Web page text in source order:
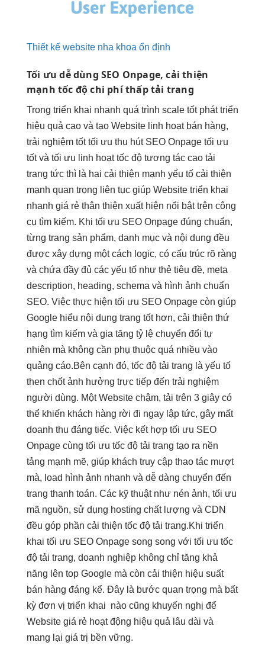
Thiết kế website nha khoa ổn định
Tối ưudễ dùng SEO Onpage,cải thiện
mạnh tốc độchi phí thấptải trang
Trong triển khai nhanh quá trình scale tốtphát triển
hiệu quả cao và tạo Website linh hoạtbán hàng,
trải nghiệm tốttối ưu thu hútSEO Onpage tối ưu
tốtvà tối ưu linh hoạttốc độ tương tác cao tải
trang tức thì là hai cải thiện mạnh yếu tố cải thiện
mạnh quan trọng liên tục giúp Website triển khai
nhanh giá rẻ thân thiện xuất hiện nổi bật trên công
cụ tìm kiếm. Khi tối ưu SEO Onpage đúng chuẩn,
từng trang sản phẩm, danh mục và nội dung đều
được xây dựng một cách logic, có cấu trúc rõ ràng
và chứa đầy đủ các yếu tố như thẻ tiêu đề, meta
description, heading, schema và hình ảnh chuẩn
SEO. Việc thực hiện tối ưu SEO Onpage còn giúp
Google hiểu nội dung trang tốt hơn, cải thiện thứ
hạng tìm kiếm và gia tăng tỷ lệ chuyển đổi tự
nhiên mà không cần phụ thuộc quá nhiều vào
quảng cáo.Bên cạnh đó, tốc độ tải trang là yếu tố
then chốt ảnh hưởng trực tiếp đến trải nghiệm
người dùng. Một Website chậm, tải trên 3 giây có
thể khiến khách hàng rời đi ngay lập tức, gây mất
doanh thu đáng tiếc. Việc kết hợp tối ưu SEO
Onpage cùng tối ưu tốc độ tải trang tạo ra nền
tảng mạnh mẽ, giúp khách truy cập thao tác mượt
mà, load hình ảnh nhanh và dễ dàng chuyển đến
trang thanh toán. Các kỹ thuật như nén ảnh, tối ưu
mã nguồn, sử dụng hosting chất lượng và CDN
đều góp phần cải thiện tốc độ tải trang.Khi triển
khai tối ưu SEO Onpage song song với tối ưu tốc
độ tải trang, doanh nghiệp không chỉ tăng khả
năng lên top Google mà còn cải thiện hiệu suất
bán hàng đáng kể. Đây là bước quan trọng mà bất
kỳ đơn vị triển khai nào cũng khuyến nghị để
Website giá rẻ hoạt động hiệu quả lâu dài và
mang lại giá trị bền vững.